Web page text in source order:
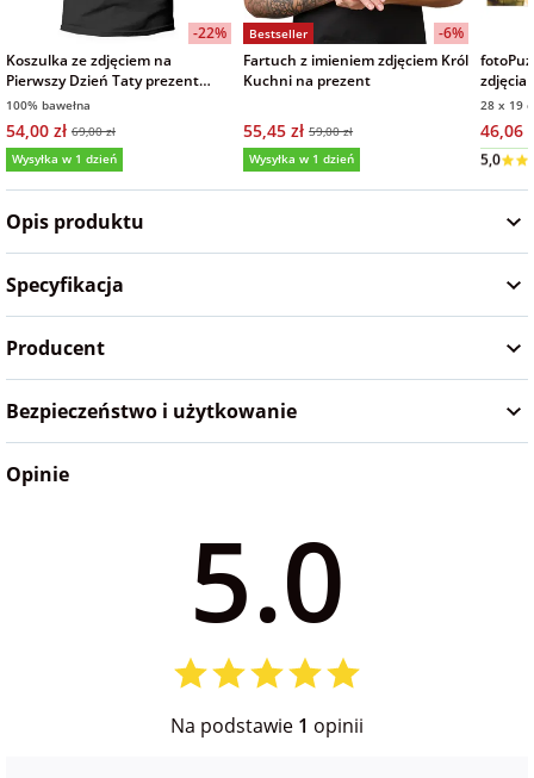
Fotoksiążki
Dodatki i
opakowania
na Dzień
Chłopaka
na Dzień Kobiet
na walentynki
na prezent
świąteczny
na Dzień Babci i
dla przyjaciółki
dla przyjaciela
-22%
Koszulka ze zdjęciem na
Pierwszy Dzień Taty prezent
męska czarna
100% bawełna
54,00 zł 69,00 zł
Wysyłka w 1 dzień
Bestseller
-6%
Fartuch z imieniem zdjęciem Król
Kuchni na prezent
55,45 zł 59,00 zł
Wysyłka w 1 dzień
zdjęcia
na
28 x 19
46,06
Opis produktu
Specyfikacja
Producent
Bezpieczeństwo i użytkowanie
Opinie
5.0
Na podstawie 1 opinii